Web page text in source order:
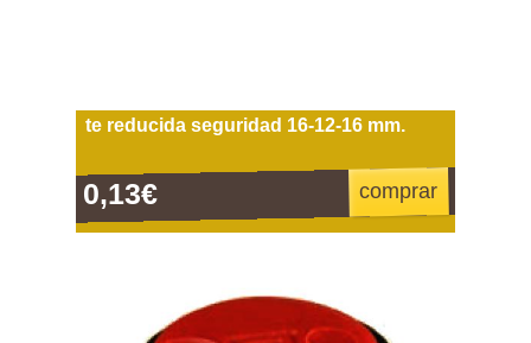
te reducida seguridad 16-12-16 mm.
0,13€ comprar